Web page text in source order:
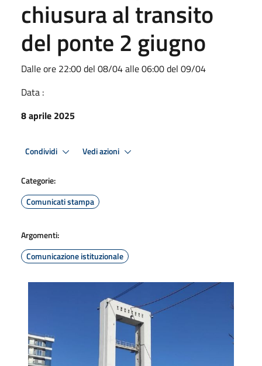
chiusura al transito
del ponte 2 giugno
Dalle ore 22:00 del 08/04 alle 06:00 del 09/04
Data :
8 aprile 2025
Condividi Vedi azioni
Categorie:
Comunicati stampa
Argomenti:
Comunicazione istituzionale